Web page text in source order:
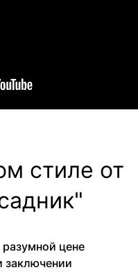
стиле от
цене
заключении